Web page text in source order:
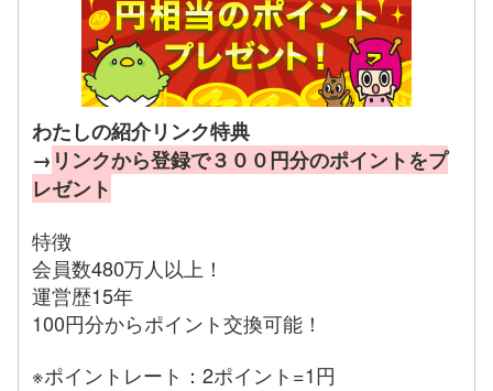
わたしの紹介リンク特典
→ リンクから登録で３００円分のポイントをプ
レゼント
特徴
会員数480万人以上！
運営歴15年
100円分からポイント交換可能！
※ポイントレート：2ポイント=1円